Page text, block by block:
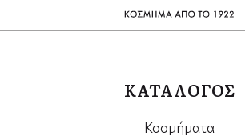
ΚΑΤΑΛΟΓΟΣ
Κοσμήματα